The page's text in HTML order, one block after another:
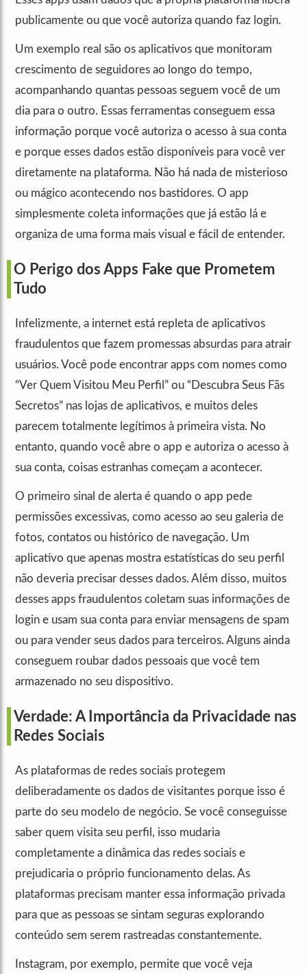
publicamente ou que você autoriza quando faz login.
Um exemplo real são os aplicativos que monitoram
crescimento de seguidores ao longo do tempo,
acompanhando quantas pessoas seguem você de um
dia para o outro. Essas ferramentas conseguem essa
informação porque você autoriza o acesso à sua conta
e porque esses dados estão disponíveis para você ver
diretamente na plataforma. Não há nada de misterioso
ou mágico acontecendo nos bastidores. O app
simplesmente coleta informações que já estão lá e
organiza de uma forma mais visual e fácil de entender.
O Perigo dos Apps Fake que Prometem
Tudo
Infelizmente, a internet está repleta de aplicativos
fraudulentos que fazem promessas absurdas para atrair
usuários. Você pode encontrar apps com nomes como
“Ver Quem Visitou Meu Perfil” ou “Descubra Seus Fãs
Secretos” nas lojas de aplicativos, e muitos deles
parecem totalmente legítimos à primeira vista. No
entanto, quando você abre o app e autoriza o acesso à
sua conta, coisas estranhas começam a acontecer.
O primeiro sinal de alerta é quando o app pede
permissões excessivas, como acesso ao seu galeria de
fotos, contatos ou histórico de navegação. Um
aplicativo que apenas mostra estatísticas do seu perfil
não deveria precisar desses dados. Além disso, muitos
desses apps fraudulentos coletam suas informações de
login e usam sua conta para enviar mensagens de spam
ou para vender seus dados para terceiros. Alguns ainda
conseguem roubar dados pessoais que você tem
armazenado no seu dispositivo.
Verdade: A Importância da Privacidade nas
Redes Sociais
As plataformas de redes sociais protegem
deliberadamente os dados de visitantes porque isso é
parte do seu modelo de negócio. Se você conseguisse
saber quem visita seu perfil, isso mudaria
completamente a dinâmica das redes sociais e
prejudicaria o próprio funcionamento delas. As
plataformas precisam manter essa informação privada
para que as pessoas se sintam seguras explorando
conteúdo sem serem rastreadas constantemente.
Instagram, por exemplo, permite que você veja